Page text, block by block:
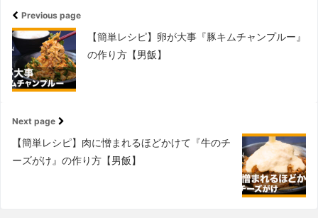
Previous page
【簡単レシピ】卵が大事『豚キムチャンプルー』
の作り方【男飯】
Next page
【簡単レシピ】肉に憎まれるほどかけて『牛のチ
ーズがけ』の作り方【男飯】